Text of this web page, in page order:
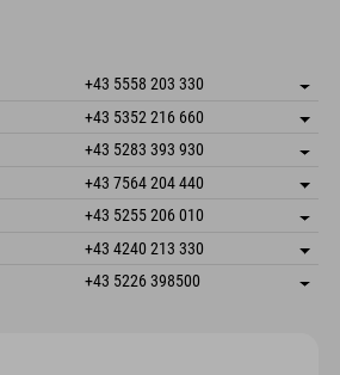
+43 5558 203 330
Salva indirizzo
Informazioni sull'arrivo
Prenotazione
+43 5352 216 660
Salva indirizzo
Prenotazione
+43 5283 393 930
Salva indirizzo
Informazioni sull'arrivo
Prenotazione
+43 7564 204 440
Salva indirizzo
Prenotazione
+43 5255 206 010
Salva indirizzo
Informazioni sull'arrivo
Prenotazione
+43 4240 213 330
Salva indirizzo
+43 5226 398500